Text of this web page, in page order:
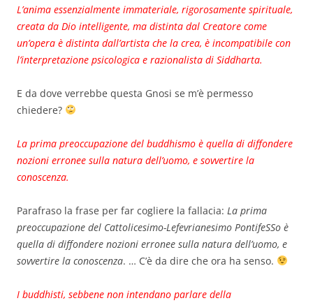
L’anima essenzialmente immateriale, rigorosamente spirituale,
creata da Dio intelligente, ma distinta dal Creatore come
un’opera è distinta dall’artista che la crea, è incompatibile con
l’interpretazione psicologica e razionalista di Siddharta.
E da dove verrebbe questa Gnosi se m’è permesso
chiedere?
La prima preoccupazione del buddhismo è quella di diffondere
nozioni erronee sulla natura dell’uomo, e sovvertire la
conoscenza.
Parafraso la frase per far cogliere la fallacia: La prima
preoccupazione del Cattolicesimo-Lefevrianesimo PontifeSSo è
quella di diffondere nozioni erronee sulla natura dell’uomo, e
sovvertire la conoscenza. … C’è da dire che ora ha senso.
I buddhisti, sebbene non intendano parlare della